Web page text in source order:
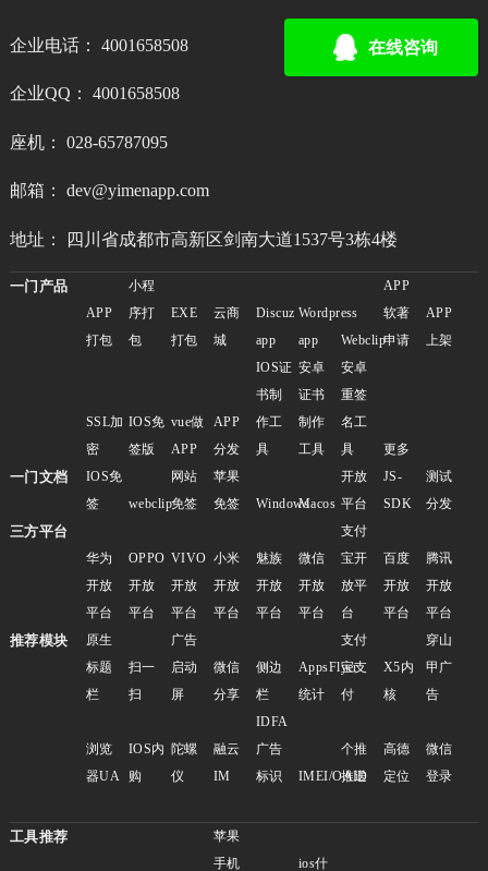
企业电话： 4001658508
企业QQ： 4001658508
座机： 028-65787095
邮箱： dev@yimenapp.com
地址： 四川省成都市高新区剑南大道1537号3栋4楼
在线咨询
一门产品
APP
打包
小程
序打
包
EXE
打包
云商
城
Discuz
app
Wordpress
app
Webclip
APP
软著
申请
APP
上架
SSL加
密
IOS免
签版
vue做
APP
APP
分发
IOS证
书制
作工
具
安卓
证书
制作
工具
安卓
重签
名工
具
更多
一门文档
IOS免
签
webclip
网站
免签
苹果
免签
WindowsMacos
开放
平台
JS-
SDK
测试
分发
三方平台
华为
开放
平台
OPPO
开放
平台
VIVO
开放
平台
小米
开放
平台
魅族
开放
平台
微信
开放
平台
支付
宝开
放平
台
百度
开放
平台
腾讯
开放
平台
推荐模块
原生
标题
栏
扫一
扫
广告
启动
屏
微信
分享
侧边
栏
AppsFlyer
统计
支付
宝支
付
X5内
核
穿山
甲广
告
浏览
器UA
IOS内
购
陀螺
仪
融云
IM
IDFA
广告
标识
IMEI/OAID
个推
推送
高德
定位
微信
登录
工具推荐
苹果
手机
ios什